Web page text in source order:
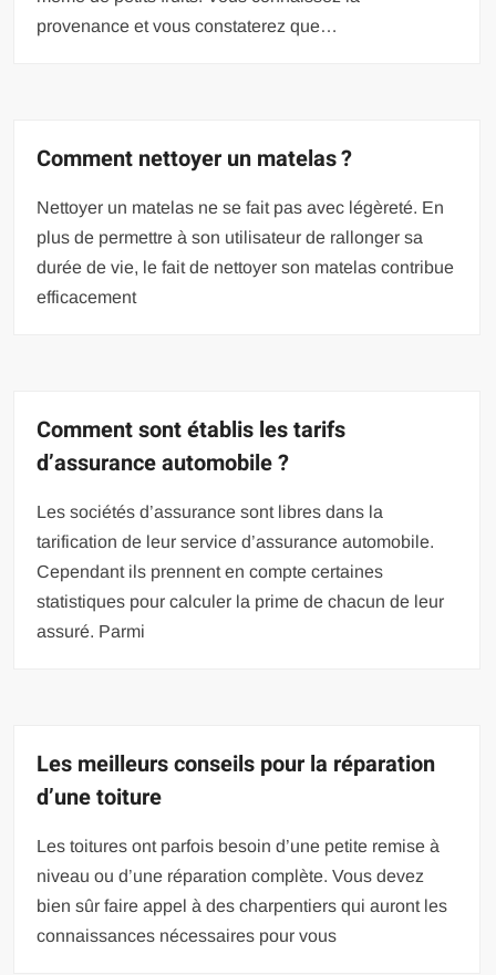
provenance et vous constaterez que…
Comment nettoyer un matelas ?
Nettoyer un matelas ne se fait pas avec légèreté. En
plus de permettre à son utilisateur de rallonger sa
durée de vie, le fait de nettoyer son matelas contribue
efficacement
Comment sont établis les tarifs
d’assurance automobile ?
Les sociétés d’assurance sont libres dans la
tarification de leur service d’assurance automobile.
Cependant ils prennent en compte certaines
statistiques pour calculer la prime de chacun de leur
assuré. Parmi
Les meilleurs conseils pour la réparation
d’une toiture
Les toitures ont parfois besoin d’une petite remise à
niveau ou d’une réparation complète. Vous devez
bien sûr faire appel à des charpentiers qui auront les
connaissances nécessaires pour vous